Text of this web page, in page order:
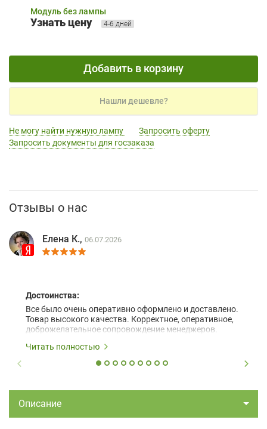
Модуль без лампы
Узнать цену 4-6 дней
Добавить в корзину
Нашли дешевле?
Не могу найти нужную лампу
Запросить оферту
Запросить документы для госзаказа
Отзывы о нас
Елена К., 06.07.2026
Достоинства:
Все было очень оперативно оформлено и доставлено.
Товар высокого качества. Корректное, оперативное,
доброжелательное сопровождение менеджеров.
Читать полностью
Описание